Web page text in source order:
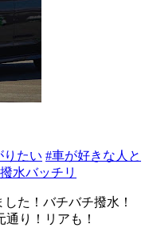
りたい #車が好きな人と
水バッチリ
た！バチバチ撥水！
り！リアも！